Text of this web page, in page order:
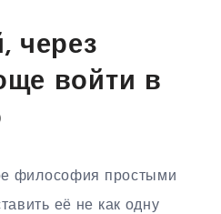
через
войти в
философия простыми
её не как одну